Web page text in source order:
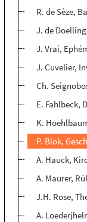
R. de Sèze,
J. de
J. Vrai,
J. Cuvelier,
Ch.
E. Fahlbeck,
K.
P. Blok,
A. Hauck,
A. Maurer,
J.H. Rose,
A.